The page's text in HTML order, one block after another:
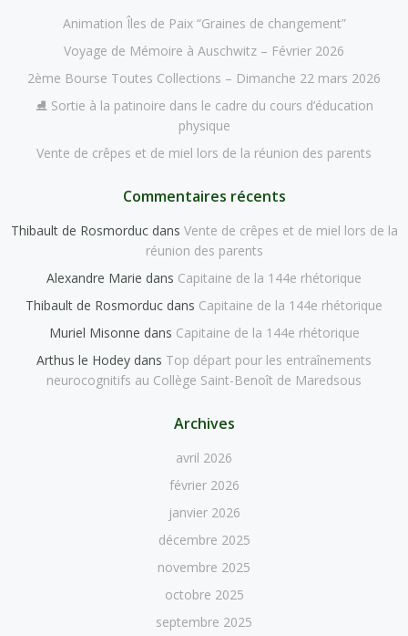
Animation Îles de Paix “Graines de changement”
Voyage de Mémoire à Auschwitz – Février 2026
2ème Bourse Toutes Collections – Dimanche 22 mars 2026
⛸️ Sortie à la patinoire dans le cadre du cours d’éducation
physique
Vente de crêpes et de miel lors de la réunion des parents
Commentaires récents
Thibault de Rosmorducdans Vente de crêpes et de miel lors de la
réunion des parents
Alexandre Marie dans Capitaine de la 144e rhétorique
Thibault de Rosmorduc dans Capitaine de la 144e rhétorique
Muriel Misonne dans Capitaine de la 144e rhétorique
Arthus le Hodey dans Top départ pour les entraînements
neurocognitifs au Collège Saint-Benoît de Maredsous
Archives
avril 2026
février 2026
janvier 2026
décembre 2025
novembre 2025
octobre 2025
septembre 2025